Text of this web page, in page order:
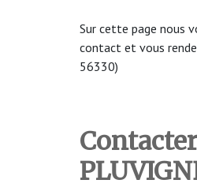
Sur cette page nous
contact et vous
56330)